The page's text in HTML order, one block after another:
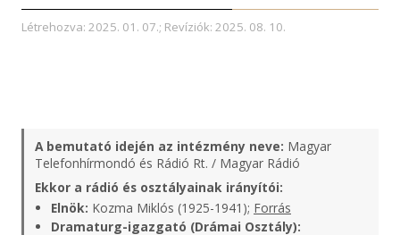
Létrehozva: 2025. 01. 07.; Revíziók: 2025. 08. 10.
A bemutató idején az intézmény neve: Magyar
Telefonhírmondó és Rádió Rt. / Magyar Rádió
Ekkor a rádió és osztályainak irányítói:
Elnök: Kozma Miklós (1925-1941); Forrás
Dramaturg-igazgató (Drámai Osztály):